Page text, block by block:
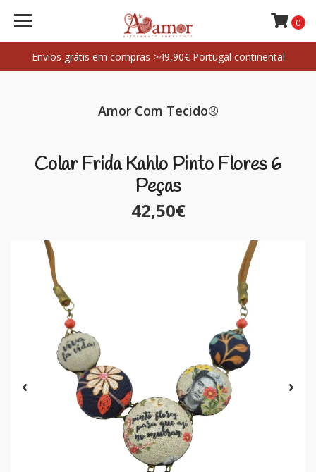
Envios grátis em compras >49,90€ Portugal continental
0
Amor Com Tecido®
Colar Frida Kahlo Pinto Flores 6
Peças
42,50€